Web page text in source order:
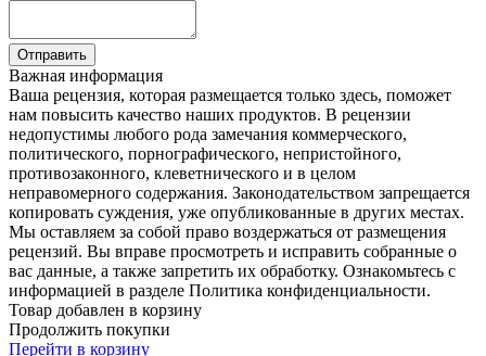
Отправить
Важная информация
Ваша рецензия, которая размещается только здесь, поможет
нам повысить качество наших продуктов. В рецензии
недопустимы любого рода замечания коммерческого,
политического, порнографического, непристойного,
противозаконного, клеветнического и в целом
неправомерного содержания. Законодательством запрещается
копировать суждения, уже опубликованные в других местах.
Мы оставляем за собой право воздержаться от размещения
рецензий. Вы вправе просмотреть и исправить собранные о
вас данные, а также запретить их обработку. Ознакомьтесь с
информацией в разделе Политика конфиденциальности.
Товар добавлен в корзину
Продолжить покупки
Перейти в корзину